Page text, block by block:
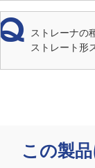
ストレーナの
ストレート形
この製